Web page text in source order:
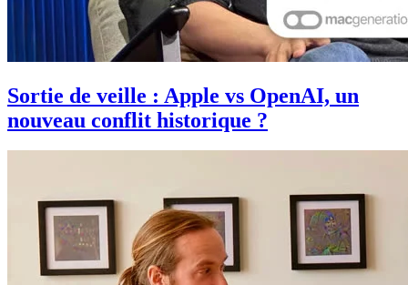
Sortie de veille : Apple vs OpenAI, un
nouveau conflit historique ?